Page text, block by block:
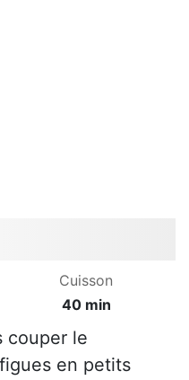
Cuisson
40 min
couper le
en petits